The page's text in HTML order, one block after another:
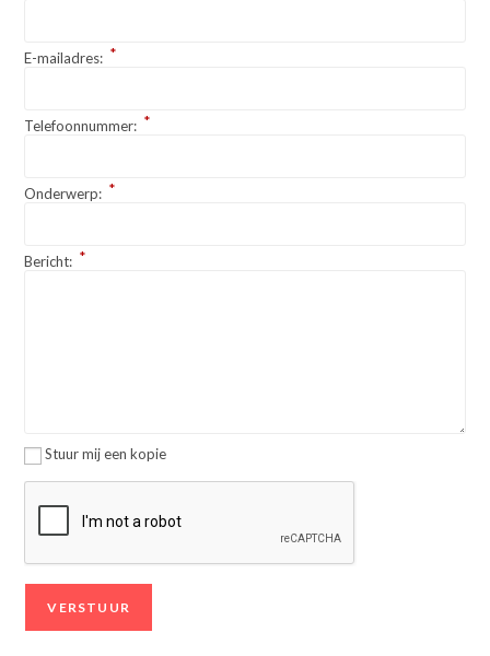
E-mailadres: *
Telefoonnummer: *
Onderwerp: *
Bericht: *
Stuur mij een kopie